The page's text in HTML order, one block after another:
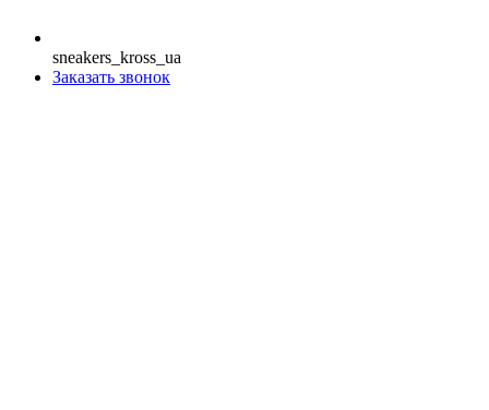
sneakers_kross_ua
Заказать звонок